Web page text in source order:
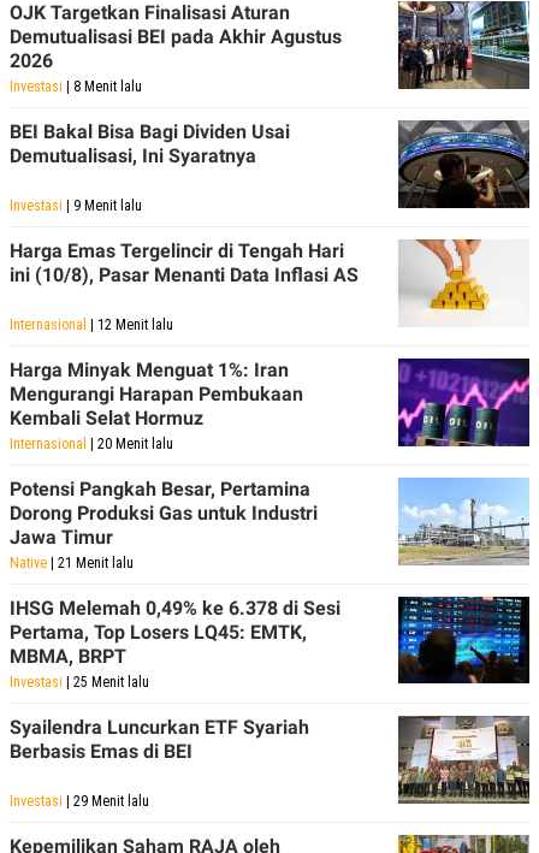
OJK Targetkan Finalisasi Aturan
Demutualisasi BEI pada Akhir Agustus
2026
Investasi | 8 Menit lalu
BEI Bakal Bisa Bagi Dividen Usai
Demutualisasi, Ini Syaratnya
Investasi | 9 Menit lalu
Harga Emas Tergelincir di Tengah Hari
ini (10/8), Pasar Menanti Data Inflasi AS
Internasional | 12 Menit lalu
Harga Minyak Menguat 1%: Iran
Mengurangi Harapan Pembukaan
Kembali Selat Hormuz
Internasional | 20 Menit lalu
Potensi Pangkah Besar, Pertamina
Dorong Produksi Gas untuk Industri
Jawa Timur
Native | 21 Menit lalu
IHSG Melemah 0,49% ke 6.378 di Sesi
Pertama, Top Losers LQ45: EMTK,
MBMA, BRPT
Investasi | 25 Menit lalu
Syailendra Luncurkan ETF Syariah
Berbasis Emas di BEI
Investasi | 29 Menit lalu
Kepemilikan Saham RAJA oleh